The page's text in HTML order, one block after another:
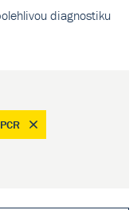
diagnostiku